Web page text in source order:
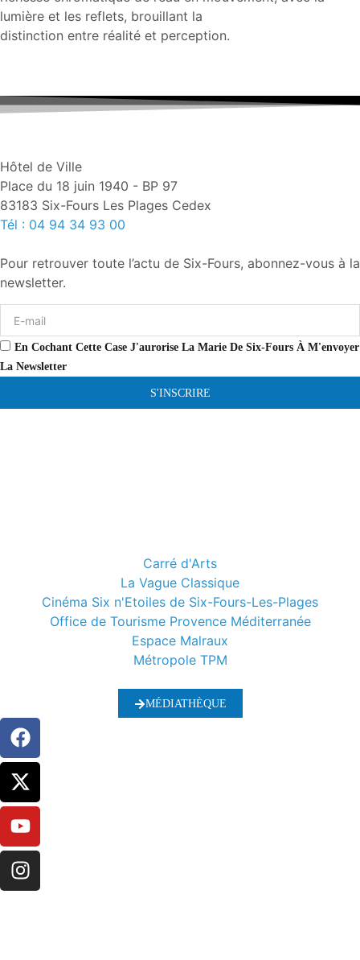
lumière et les reflets, brouillant la
distinction entre réalité et perception.
Hôtel de Ville
Place du 18 juin 1940 - BP 97
83183 Six-Fours Les Plages Cedex
Tél : 04 94 34 93 00
Pour retrouver toute l’actu de Six-Fours, abonnez-vous à la
newsletter.
En Cochant Cette Case J'aurorise La Marie De Six-Fours À M'envoyer
La Newsletter
S'INSCRIRE
Carré d'Arts
La Vague Classique
Cinéma Six n'Etoiles de Six-Fours-Les-Plages
Office de Tourisme Provence Méditerranée
Espace Malraux
Métropole TPM
MÉDIATHÈQUE